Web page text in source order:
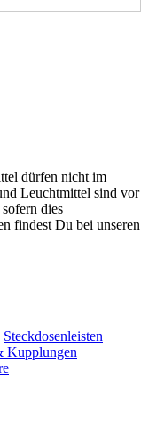
dürfen nicht im
Leuchtmittel sind vor
dies
findest Du bei unseren
Steckdosenleisten
Kupplungen